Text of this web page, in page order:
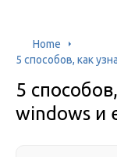
Home
5 способов, как
5
windows и